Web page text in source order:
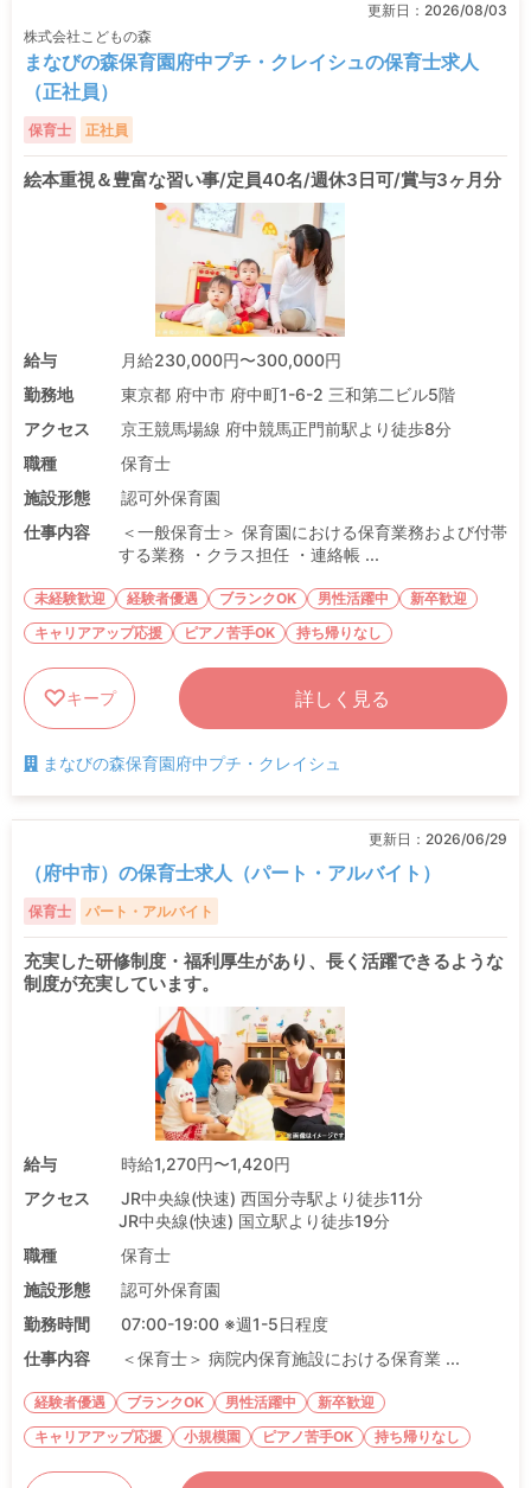
更新日： 2026/08/03
株式会社こどもの森
まなびの森保育園府中プチ・クレイシュの保育士求人
（正社員）
保育士 正社員
絵本重視＆豊富な習い事/定員40名/週休3日可/賞与3ヶ月分
給与
月給230,000円〜300,000円
勤務地
東京都 府中市 府中町1-6-2 三和第二ビル5階
アクセス
京王競馬場線 府中競馬正門前駅より徒歩8分
職種
保育士
施設形態
認可外保育園
仕事内容
＜一般保育士＞ 保育園における保育業務および付帯
する業務 ・クラス担任 ・連絡帳 ...
未経験歓迎 経験者優遇 ブランクOK 男性活躍中
新卒歓迎
キャリアアップ応援
ピアノ苦手OK 持ち帰りなし
キープ 詳しく見る
まなびの森保育園府中プチ・クレイシュ
更新日： 2026/06/29
（府中市）の保育士求人（パート・アルバイト）
保育士 パート・アルバイト
充実した研修制度・福利厚生があり、長く活躍できるような
制度が充実しています。
給与
時給1,270円〜1,420円
アクセス
JR中央線(快速) 西国分寺駅より徒歩11分
JR中央線(快速) 国立駅より徒歩19分
職種
保育士
施設形態
認可外保育園
勤務時間
07:00-19:00 ※週1-5日程度
仕事内容
＜保育士＞ 病院内保育施設における保育業 ...
経験者優遇 ブランクOK 男性活躍中
新卒歓迎
キャリアアップ応援
小規模園 ピアノ苦手OK 持ち帰りなし